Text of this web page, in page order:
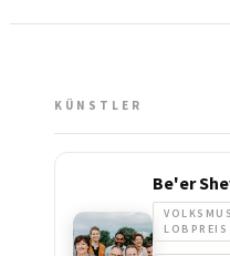
KÜNSTLER
Be'er
LOBPREIS